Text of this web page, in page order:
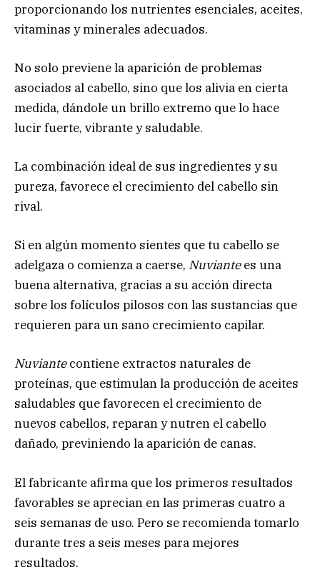
proporcionando los nutrientes esenciales, aceites,
vitaminas y minerales adecuados.
No solo previene la aparición de problemas
asociados al cabello, sino que los alivia en cierta
medida, dándole un brillo extremo que lo hace
lucir fuerte, vibrante y saludable.
La combinación ideal de sus ingredientes y su
pureza, favorece el crecimiento del cabello sin
rival.
Si en algún momento sientes que tu cabello se
adelgaza o comienza a caerse, Nuviantees una
buena alternativa, gracias a su acción directa
sobre los folículos pilosos con las sustancias que
requieren para un sano crecimiento capilar.
Nuviantecontiene extractos naturales de
proteínas, que estimulan la producción de aceites
saludables que favorecen el crecimiento de
nuevos cabellos, reparan y nutren el cabello
dañado, previniendo la aparición de canas.
El fabricante afirma que los primeros resultados
favorables se aprecian en las primeras cuatro a
seis semanas de uso. Pero se recomienda tomarlo
durante tres a seis meses para mejores
resultados.